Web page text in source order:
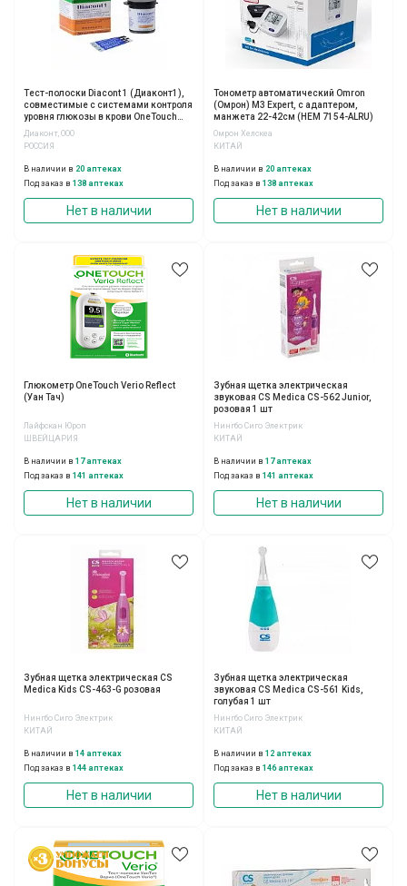
Тест-полоски Diacont 1 (Диаконт1),
совместимые с системами контроля
уровня глюкозы в крови OneTouch
Select Simple, 50шт
Диаконт, ООО
РОССИЯ
В наличии в 20 аптеках
Под заказ в 138 аптеках
Нет в наличии
Тонометр автоматический Omron
(Омрон) M3 Expert, с адаптером,
манжета 22-42см (HEM 7154-ALRU)
Омрон Хелскеа
КИТАЙ
В наличии в 20 аптеках
Под заказ в 138 аптеках
Нет в наличии
Глюкометр OneTouch Verio Reflect
(Уан Тач)
Лайфскан Юроп
ШВЕЙЦАРИЯ
В наличии в 17 аптеках
Под заказ в 141 аптеках
Нет в наличии
Зубная щетка электрическая
звуковая CS Medica CS-562 Junior,
розовая 1 шт
Нингбо Сиго Электрик
КИТАЙ
В наличии в 17 аптеках
Под заказ в 141 аптеках
Нет в наличии
Зубная щетка электрическая CS
Medica Kids CS-463-G розовая
Нингбо Сиго Электрик
КИТАЙ
В наличии в 14 аптеках
Под заказ в 144 аптеках
Нет в наличии
Зубная щетка электрическая
звуковая CS Medica CS-561 Kids,
голубая 1 шт
Нингбо Сиго Электрик
КИТАЙ
В наличии в 12 аптеках
Под заказ в 146 аптеках
Нет в наличии